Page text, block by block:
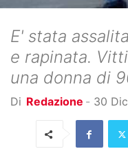
E' stata
e rapinata.
una donna di
Di Redazione - 30